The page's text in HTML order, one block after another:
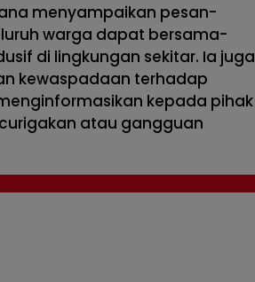
menyampaikan pesan-
warga dapat bersama-
di lingkungan sekitar. Ia juga
kewaspadaan terhadap
kepada pihak
atau gangguan